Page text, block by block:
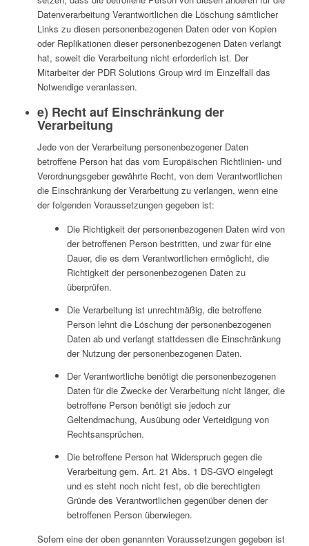
Datenverarbeitung Verantwortlichen die Löschung sämtlicher
Links zu diesen personenbezogenen Daten oder von Kopien
oder Replikationen dieser personenbezogenen Daten verlangt
hat, soweit die Verarbeitung nicht erforderlich ist. Der
Mitarbeiter der PDR Solutions Group wird im Einzelfall das
Notwendige veranlassen.
e) Recht auf Einschränkung der
Verarbeitung
Jede von der Verarbeitung personenbezogener Daten
betroffene Person hat das vom Europäischen Richtlinien- und
Verordnungsgeber gewährte Recht, von dem Verantwortlichen
die Einschränkung der Verarbeitung zu verlangen, wenn eine
der folgenden Voraussetzungen gegeben ist:
Die Richtigkeit der personenbezogenen Daten wird von
der betroffenen Person bestritten, und zwar für eine
Dauer, die es dem Verantwortlichen ermöglicht, die
Richtigkeit der personenbezogenen Daten zu
überprüfen.
Die Verarbeitung ist unrechtmäßig, die betroffene
Person lehnt die Löschung der personenbezogenen
Daten ab und verlangt stattdessen die Einschränkung
der Nutzung der personenbezogenen Daten.
Der Verantwortliche benötigt die personenbezogenen
Daten für die Zwecke der Verarbeitung nicht länger, die
betroffene Person benötigt sie jedoch zur
Geltendmachung, Ausübung oder Verteidigung von
Rechtsansprüchen.
Die betroffene Person hat Widerspruch gegen die
Verarbeitung gem. Art. 21 Abs. 1 DS-GVO eingelegt
und es steht noch nicht fest, ob die berechtigten
Gründe des Verantwortlichen gegenüber denen der
betroffenen Person überwiegen.
Sofern eine der oben genannten Voraussetzungen gegeben ist